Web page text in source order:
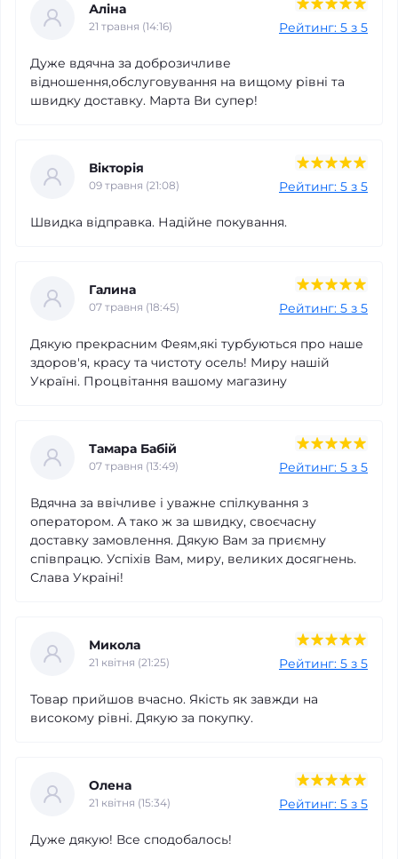
Аліна
21 травня (14:16) Рейтинг: 5 з 5
Дуже вдячна за доброзичливе
відношення,обслуговування на вищому рівні та
швидку доставку. Марта Ви супер!
Вікторія
09 травня (21:08) Рейтинг: 5 з 5
Швидка відправка. Надійне покування.
Галина
07 травня (18:45) Рейтинг: 5 з 5
Дякую прекрасним Феям,які турбуються про наше
здоров'я, красу та чистоту осель! Миру нашій
Україні. Процвітання вашому магазину
Тамара Бабій
07 травня (13:49) Рейтинг: 5 з 5
Вдячна за ввічливе і уважне спілкування з
оператором. А тако ж за швидку, своєчасну
доставку замовлення. Дякую Вам за приємну
співпрацю. Успіхів Вам, миру, великих досягнень.
Слава Украіні!
Микола
21 квітня (21:25) Рейтинг: 5 з 5
Товар прийшов вчасно. Якість як завжди на
високому рівні. Дякую за покупку.
Олена
21 квітня (15:34) Рейтинг: 5 з 5
Дуже дякую! Все сподобалось!